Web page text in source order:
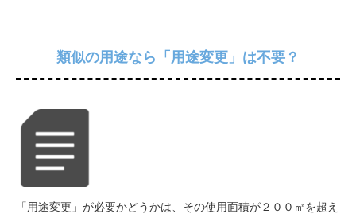
類似の用途なら「用途変更」は不要？
「用途変更」が必要かどうかは、その使用面積が２００㎡を超え